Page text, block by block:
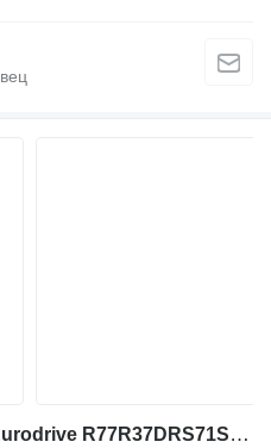
Электродвигатель SEW-Eurodrive R77R37DRS71S4/MM03 для промышленного оборудования